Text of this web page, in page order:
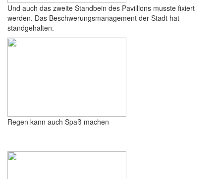
Und auch das zweite Standbein des Pavillions musste fixiert
werden. Das Beschwerungsmanagement der Stadt hat
standgehalten.
Regen kann auch Spaß machen